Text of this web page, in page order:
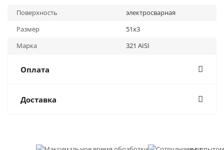
Поверхность
электросварная
Размер
51х3
Марка
321 AISI
Оплата
Доставка